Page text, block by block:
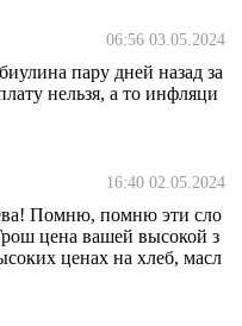
06:56 03.05.2024
пару дней назад за
нельзя, а то инфляци
16:40 02.05.2024
Помню, помню эти сло
цена вашей высокой з
ценах на хлеб, масл